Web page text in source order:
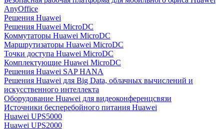
AnyOffice
Решения Huawei
Решения Huawei MicroDC
Коммутаторы Huawei MicroDC
Маршрутизаторы Huawei MicroDC
Точки доступа Huawei MicroDC
Комплектующие Huawei MicroDC
Решения Huawei SAP HANA
Решения Huawei для Big Data, облачных вычислений и
искусственного интеллекта
Оборудование Huawei для видеоконференцсвязи
Источники бесперебойного питания Huawei
Huawei UPS5000
Huawei UPS2000